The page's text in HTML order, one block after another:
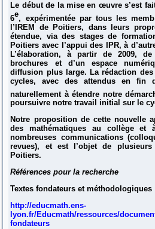
Le début de la mise en œuvre s’est
6e, expérimentée par tous les
l’IREM de Poitiers, dans leurs
étendue, via des stages de
Poitiers avec l’appui des IPR, à
L’élaboration, à partir de 2009,
brochures et d’un espace
diffusion plus large. La rédaction
cycles, avec des attendus en fin
naturellement à étendre notre
poursuivre notre travail initial sur le
Notre proposition de cette nouvelle
des mathématiques au collège et
nombreuses communications
revues), et est l’objet de
Poitiers.
Références pour la recherche
Textes fondateurs et méthodologiques
http://educmath.ens-
lyon.fr/Educmath/ressources/
fondateurs